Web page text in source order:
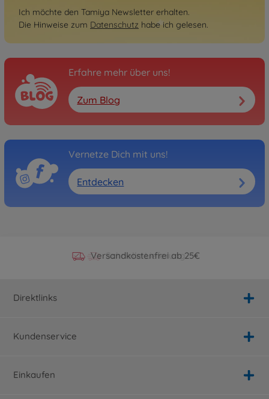
Ich möchte den Tamiya Newsletter erhalten.
Die Hinweise zum Datenschutz habe ich gelesen.
Erfahre mehr über uns!
Zum Blog
Vernetze Dich mit uns!
Entdecken
Offizieller Hersteller Shop
Persönlicher Service
Versandkostenfrei ab 25€
Schnelle Lieferung
Direktlinks
Kundenservice
Einkaufen